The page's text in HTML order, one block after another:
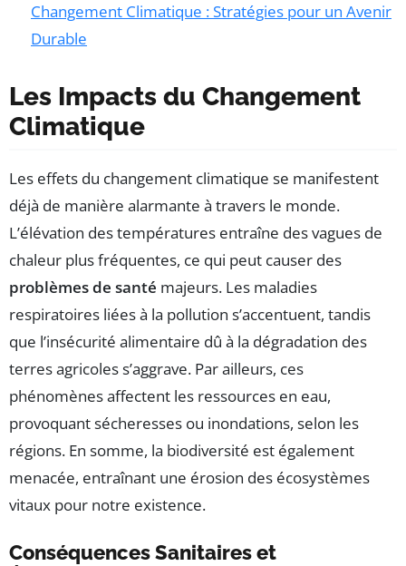
Changement Climatique : Stratégies pour un Avenir
Durable
Les Impacts du Changement
Climatique
Les effets du changement climatique se manifestent
déjà de manière alarmante à travers le monde.
L’élévation des températures entraîne des vagues de
chaleur plus fréquentes, ce qui peut causer des
problèmes de santé majeurs. Les maladies
respiratoires liées à la pollution s’accentuent, tandis
que l’insécurité alimentaire dû à la dégradation des
terres agricoles s’aggrave. Par ailleurs, ces
phénomènes affectent les ressources en eau,
provoquant sécheresses ou inondations, selon les
régions. En somme, la biodiversité est également
menacée, entraînant une érosion des écosystèmes
vitaux pour notre existence.
Conséquences Sanitaires et